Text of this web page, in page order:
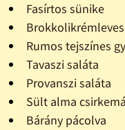
Fasírtos sünike
Brokkolikrémleves
Rumos tejszínes
Tavaszi saláta
Provanszi saláta
Sült alma
Bárány pácolva